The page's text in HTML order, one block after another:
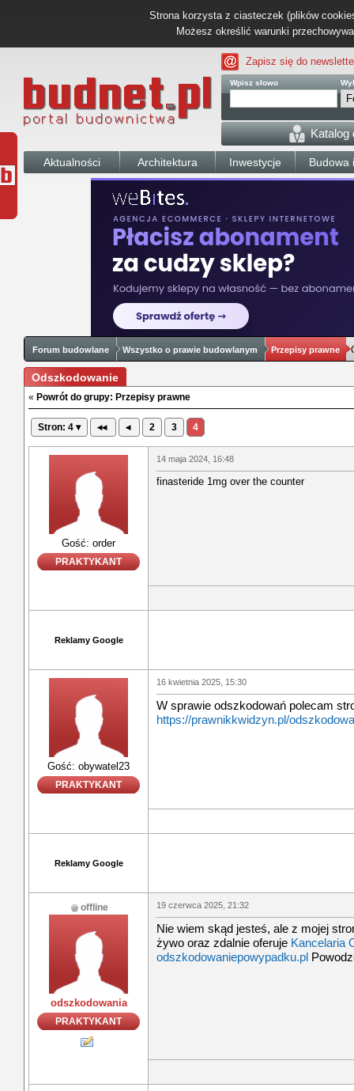
Strona korzysta z ciasteczek (plików
Możesz określić warunki
Zapisz się do
Wpisz słowo
Katalog
Aktualności Architektura Inwestycje Budowa
Forum budowlane Wszystko o prawie budowlanym Przepisy prawne
Odszkodowanie
« Powrót do grupy: Przepisy prawne
Stron: 4 ▾ ◂◂ ◂ 2 3 4
Gość: order
PRAKTYKANT
14 maja 2024, 16:48
finasteride 1mg over the counter
Reklamy Google
Gość: obywatel23
PRAKTYKANT
16 kwietnia 2025, 15:30
W sprawie odszkodowań polecam
https://prawnikkwidzyn.pl/
Reklamy Google
offline
odszkodowania
PRAKTYKANT
19 czerwca 2025, 21:32
Nie wiem skąd jesteś, ale z mojej
żywo oraz zdalnie oferuje Kancelaria
odszkodowaniepowypadku.pl